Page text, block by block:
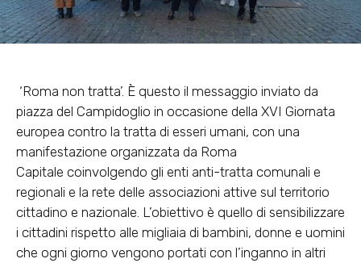
‘Roma non tratta’. È questo il messaggio inviato da
piazza del Campidoglio in occasione della XVI Giornata
europea contro la tratta di esseri umani, con una
manifestazione organizzata da Roma
Capitale coinvolgendo gli enti anti-tratta comunali e
regionali e la rete delle associazioni attive sul territorio
cittadino e nazionale. L’obiettivo è quello di sensibilizzare
i cittadini rispetto alle migliaia di bambini, donne e uomini
che ogni giorno vengono portati con l’inganno in altri